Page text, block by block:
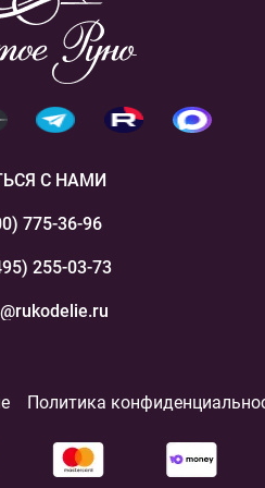
С НАМИ
775-36-96
255-03-73
Политика